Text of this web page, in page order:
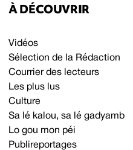
À DÉCOUVRIR
Vidéos
Sélection de la Rédaction
Courrier des lecteurs
Les plus lus
Culture
Sa lé kalou, sa lé gadyamb
Lo gou mon péi
Publireportages